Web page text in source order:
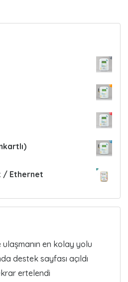
/ Ethernet
en kolay yolu
destek sayfası açıldı
ertelendi